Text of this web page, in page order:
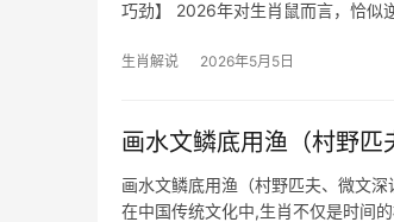
巧劲】 2026年对生肖鼠而言，恰似
生肖解说 2026年5月5日
画水文鳞底用渔（村野
画水文鳞底用渔（村野匹夫、微文
在中国传统文化中,生肖不仅是时间